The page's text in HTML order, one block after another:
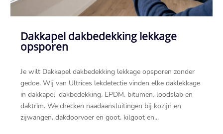
Dakkapel dakbedekking lekkage
opsporen
Je wilt Dakkapel dakbedekking lekkage opsporen zonder
gedoe.​ Wij van Ultrices lekdetectie vinden elke daklekkage
in dakkapel, dakbedekking, EPDM, bitumen, loodslab en
daktrim.​ We checken naadaansluitingen bij kozijn en
zijwangen, dakdoorvoer en goot, kilgoot en...